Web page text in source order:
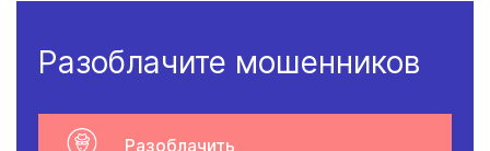
Разоблачите мошенников
Разоблачить